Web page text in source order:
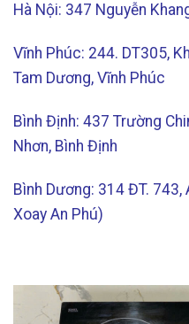
Hà Nội: 347 Nguyễn
Vĩnh Phúc: 244. DT305,
Tam Dương, Vĩnh Phúc
Bình Định: 437 Trường
Nhơn, Bình Định
Bình Dương: 314 ĐT. 743,
Xoay An Phú)